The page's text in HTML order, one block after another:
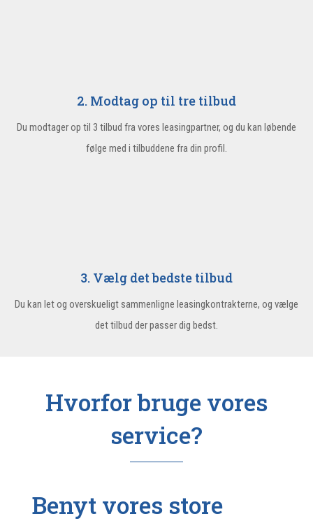
2. Modtag op til tre tilbud
Du modtager op til 3 tilbud fra vores leasingpartner, og du kan løbende
følge med i tilbuddene fra din profil.
3. Vælg det bedste tilbud
Du kan let og overskueligt sammenligne leasingkontrakterne, og vælge
det tilbud der passer dig bedst.
Hvorfor bruge vores
service?
Benyt vores store